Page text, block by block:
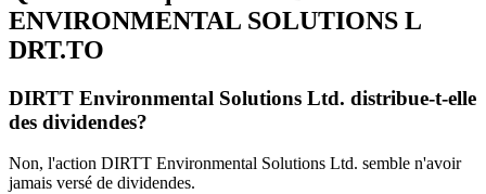
ENVIRONMENTAL SOLUTIONS L
DRT.TO
DIRTT Environmental Solutions Ltd. distribue-t-elle
des dividendes?
Non, l'action DIRTT Environmental Solutions Ltd. semble n'avoir
jamais versé de dividendes.